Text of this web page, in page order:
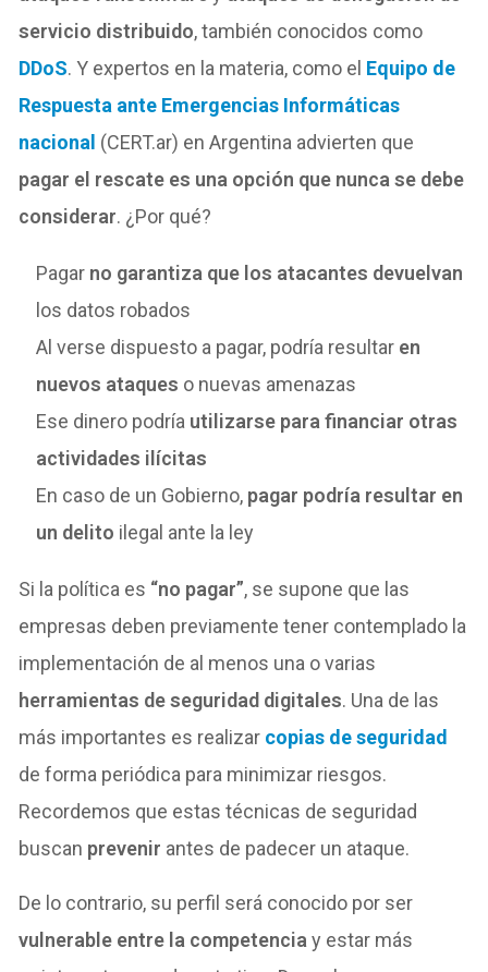
servicio distribuido, también conocidos como
DDoS. Y expertos en la materia, como el Equipo de
Respuesta ante Emergencias Informáticas
nacional (CERT.ar) en Argentina advierten que
pagar el rescate es una opción que nunca se debe
considerar. ¿Por qué?
Pagar no garantiza que los atacantes devuelvan
los datos robados
Al verse dispuesto a pagar, podría resultar en
nuevos ataques o nuevas amenazas
Ese dinero podría utilizarse para financiar otras
actividades ilícitas
En caso de un Gobierno, pagar podría resultar en
un delito ilegal ante la ley
Si la política es “no pagar”, se supone que las
empresas deben previamente tener contemplado la
implementación de al menos una o varias
herramientas de seguridad digitales. Una de las
más importantes es realizar copias de seguridad
de forma periódica para minimizar riesgos.
Recordemos que estas técnicas de seguridad
buscan prevenir antes de padecer un ataque.
De lo contrario, su perfil será conocido por ser
vulnerable entre la competencia y estar más